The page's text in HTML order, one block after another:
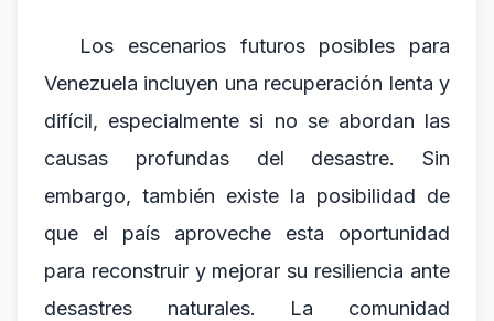
Los escenarios futuros posibles para
Venezuela incluyen una recuperación lenta y
difícil, especialmente si no se abordan las
causas profundas del desastre. Sin
embargo, también existe la posibilidad de
que el país aproveche esta oportunidad
para reconstruir y mejorar su resiliencia ante
desastres naturales. La comunidad